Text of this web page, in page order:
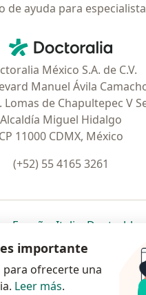
de ayuda para
Doctoralia - Página
México S.A. de C.V.
Manuel Ávila
Lomas de Chapultepec V
Alcaldía Miguel Hidalgo
CP 11000 CDMX, México
(+52) 55 4165 3261
en una nueva pestaña
se abre en una nueva
España se abre en una
Italia se abre en
abre en una nueva pestaña
se abre en una nueva
Chile se abre en una
Brasil se abre
se abre en
© 2026 -
importante
para ofrecerte una
Leer más.